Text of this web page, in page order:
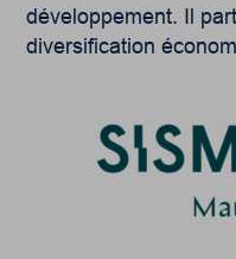
développement. Il
diversification